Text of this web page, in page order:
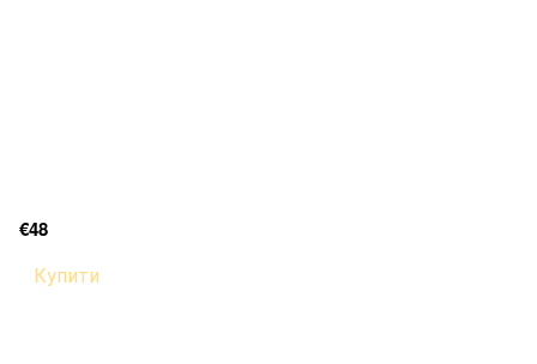
€48
Купити